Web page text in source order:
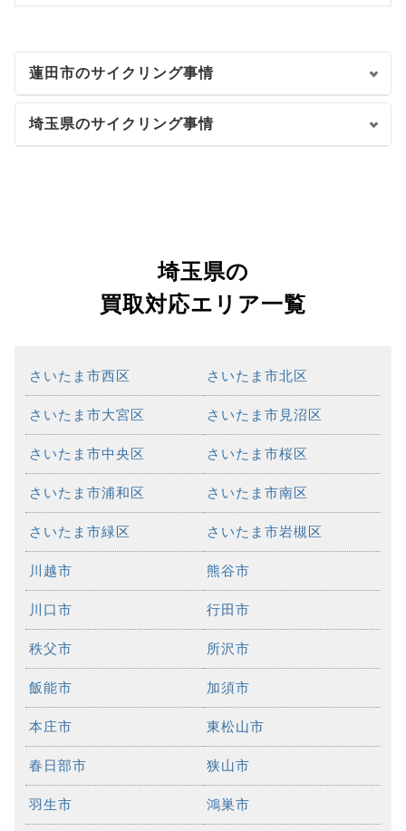
蓮田市のサイクリング事情
埼玉県のサイクリング事情
埼玉県の
買取対応エリア一覧
さいたま市西区 さいたま市北区
さいたま市大宮区 さいたま市見沼区
さいたま市中央区 さいたま市桜区
さいたま市浦和区 さいたま市南区
さいたま市緑区 さいたま市岩槻区
川越市 熊谷市
川口市 行田市
秩父市 所沢市
飯能市 加須市
本庄市 東松山市
春日部市 狭山市
羽生市 鴻巣市